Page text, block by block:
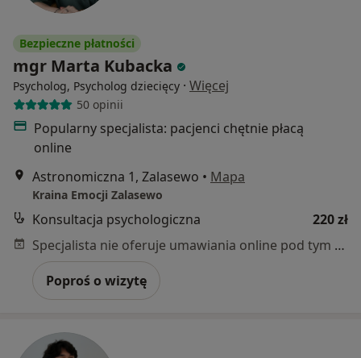
Bezpieczne płatności
mgr Marta Kubacka
Psycholog, Psycholog dziecięcy · Więcej
50 opinii
Popularny specjalista: pacjenci chętnie płacą
online
Astronomiczna 1, Zalasewo • Mapa
Kraina Emocji Zalasewo
Konsultacja psychologiczna
220 zł
Specjalista nie oferuje umawiania online pod tym adresem.
Poproś o wizytę